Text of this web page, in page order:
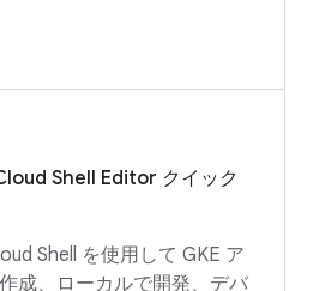
Shell Editor クイック
Shell を使用して GKE ア
成、ローカルで開発、デバ